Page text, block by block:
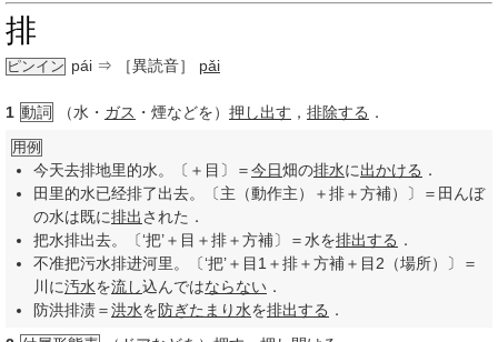
排
ピンイン pái ⇒ ［異読音］ pǎi
1 動詞 （水・ ガス ・煙などを） 押し出す ， 排除する ．
用例
今天去排地里的水。〔＋目〕＝今日畑の排水に出かける ．
田里的水已经排了出去。〔主（動作主）＋排＋方補）〕＝田んぼ
の水は既に排出 された．
把水排出去。〔‘把’＋目＋排＋方補〕＝水を排出する ．
不准把污水排进河里。〔‘把’＋目1＋排＋方補＋目2（場所）〕＝
川に汚水を流し込んではならない ．
防洪排渍＝洪水を防ぎたまり水を排出する ．